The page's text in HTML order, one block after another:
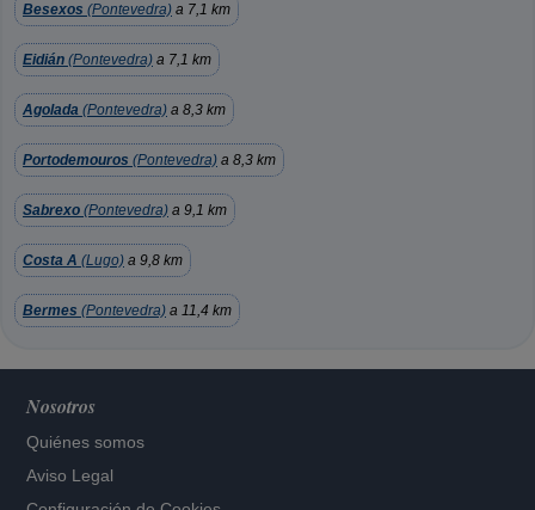
Besexos (Pontevedra) a 7,1 km
Eidián (Pontevedra) a 7,1 km
Agolada (Pontevedra) a 8,3 km
Portodemouros (Pontevedra) a 8,3 km
Sabrexo (Pontevedra) a 9,1 km
Costa A (Lugo) a 9,8 km
Bermes (Pontevedra) a 11,4 km
Nosotros
Quiénes somos
Aviso Legal